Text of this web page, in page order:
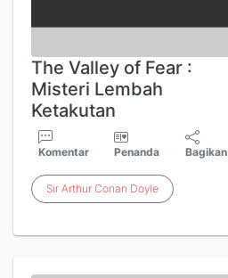
The Valley of Fear :
Misteri Lembah
Ketakutan
Komentar Penanda Bagikan
Sir Arthur Conan Doyle